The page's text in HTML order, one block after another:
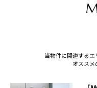
当物件に関連する
オススメ